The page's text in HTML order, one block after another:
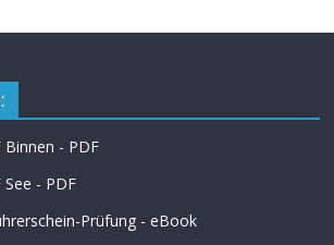
Binnen - PDF
- PDF
Prüfung - eBook